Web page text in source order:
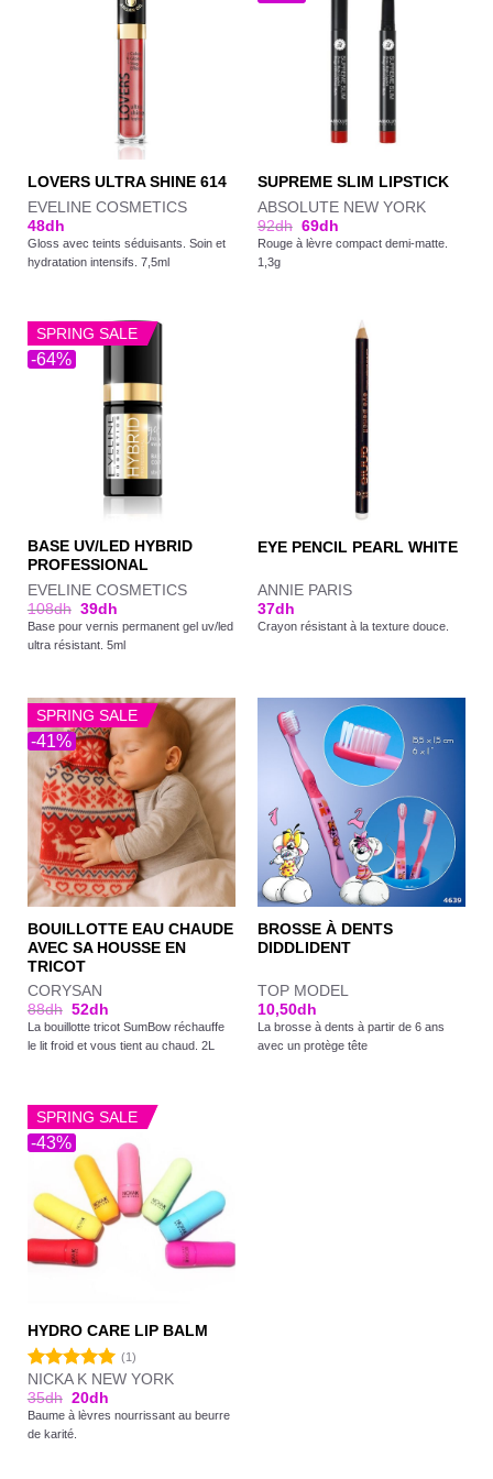
LOVERS ULTRA SHINE 614
EVELINE COSMETICS
48dh
Gloss avec teints séduisants. Soin et
hydratation intensifs. 7,5ml
SUPREME SLIM LIPSTICK
ABSOLUTE NEW YORK
92dh 69dh
Rouge à lèvre compact demi-matte.
1,3g
-64%
SPRING SALE
BASE UV/LED HYBRID
PROFESSIONAL
EVELINE COSMETICS
108dh 39dh
Base pour vernis permanent gel uv/led
ultra résistant. 5ml
EYE PENCIL PEARL WHITE
ANNIE PARIS
37dh
Crayon résistant à la texture douce.
-41%
SPRING SALE
BOUILLOTTE EAU CHAUDE
AVEC SA HOUSSE EN
TRICOT
CORYSAN
88dh 52dh
La bouillotte tricot SumBow réchauffe
le lit froid et vous tient au chaud. 2L
BROSSE À DENTS
DIDDLIDENT
TOP MODEL
10,50dh
La brosse à dents à partir de 6 ans
avec un protège tête
-43%
SPRING SALE
HYDRO CARE LIP BALM
Note5.00
sur 5
(1)
NICKA K NEW YORK
35dh 20dh
Baume à lèvres nourrissant au beurre
de karité.